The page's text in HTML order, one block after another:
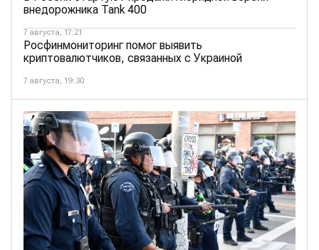
внедорожника Tank 400
7 августа, 17:21
Росфинмониторинг помог выявить
криптовалютчиков, связанных с Украиной
7 августа, 19:30